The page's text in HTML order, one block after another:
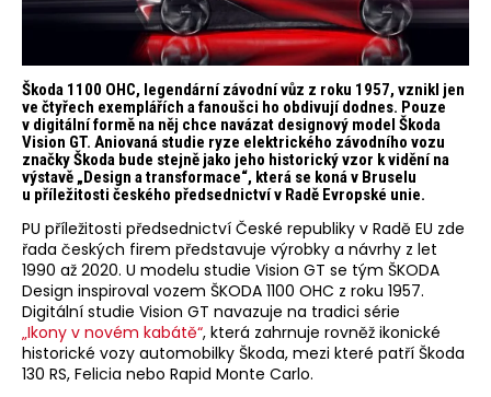
Škoda 1100 OHC, legendární závodní vůz z roku 1957, vznikl jen
ve čtyřech exemplářích a fanoušci ho obdivují dodnes. Pouze
v digitální formě na něj chce navázat designový model Škoda
Vision GT. Aniovaná studie ryze elektrického závodního vozu
značky Škoda bude stejně jako jeho historický vzor k vidění na
výstavě „Design a transformace“, která se koná v Bruselu
u příležitosti českého předsednictví v Radě Evropské unie.
PU příležitosti předsednictví České republiky v Radě EU zde
řada českých firem představuje výrobky a návrhy z let
1990 až 2020. U modelu studie Vision GT se tým ŠKODA
Design inspiroval vozem ŠKODA 1100 OHC z roku 1957.
Digitální studie Vision GT navazuje na tradici série
„Ikony v novém kabátě“, která zahrnuje rovněž ikonické
historické vozy automobilky Škoda, mezi které patří Škoda
130 RS, Felicia nebo Rapid Monte Carlo.